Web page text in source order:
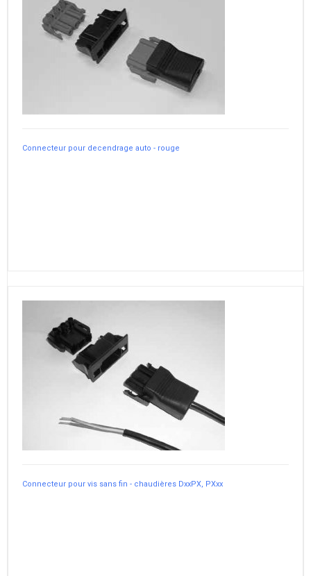
Connecteur pour decendrage auto - rouge
Connecteur pour vis sans fin - chaudières DxxPX, PXxx